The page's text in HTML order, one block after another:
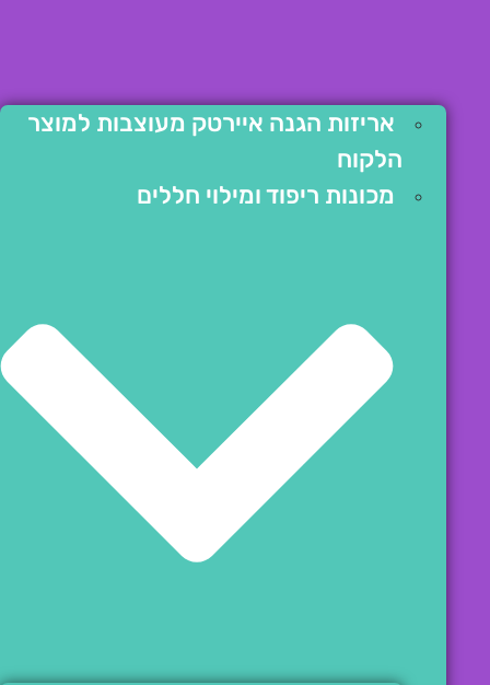
אריזות הגנה איירטק מעוצבות למוצר
הלקוח
מכונות ריפוד ומילוי חללים